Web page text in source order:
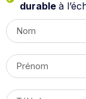
durable à